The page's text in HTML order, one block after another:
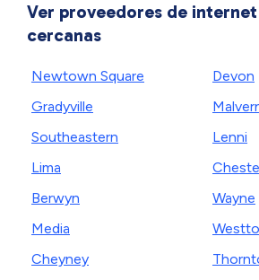
Ver proveedores de
cercanas
Newtown Square
Gradyville
Southeastern
Lima
Berwyn
Media
Cheyney
Devon
Lenni
Wayne